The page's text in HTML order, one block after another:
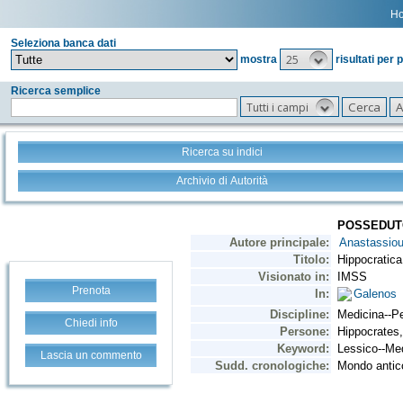
Seleziona banca dati
mostra
25 risultati per
Ricerca semplice
Tutti i campi
Ricerca su indici
Archivio di Autorità
Prenota
Chiedi info
Lascia un commento